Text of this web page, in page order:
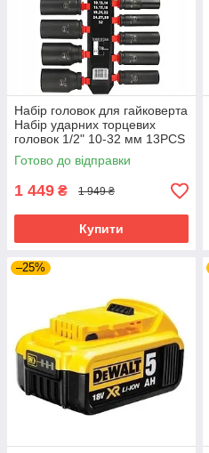
Набір головок для гайковерта
Набір ударних торцевих
головок 1/2" 10-32 мм 13PCS
BJC /довгі/. M58272
Готово до відправки
1 449 ₴ 1 949 ₴
Купити
–25%